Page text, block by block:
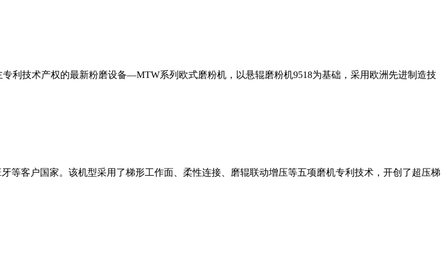
利技术产权的最新粉磨设备—MTW系列欧式磨粉机，以悬辊磨粉机9518为基础，采用欧洲先进制造技
等客户国家。该机型采用了梯形工作面、柔性连接、磨辊联动增压等五项磨机专利技术，开创了超压梯